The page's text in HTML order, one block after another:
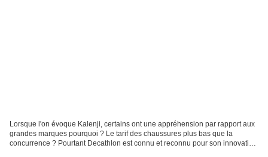
Lorsque l'on évoque Kalenji, certains ont une appréhension par rapport aux
grandes marques pourquoi ? Le tarif des chaussures plus bas que la
concurrence ? Pourtant Decathlon est connu et reconnu pour son innovation